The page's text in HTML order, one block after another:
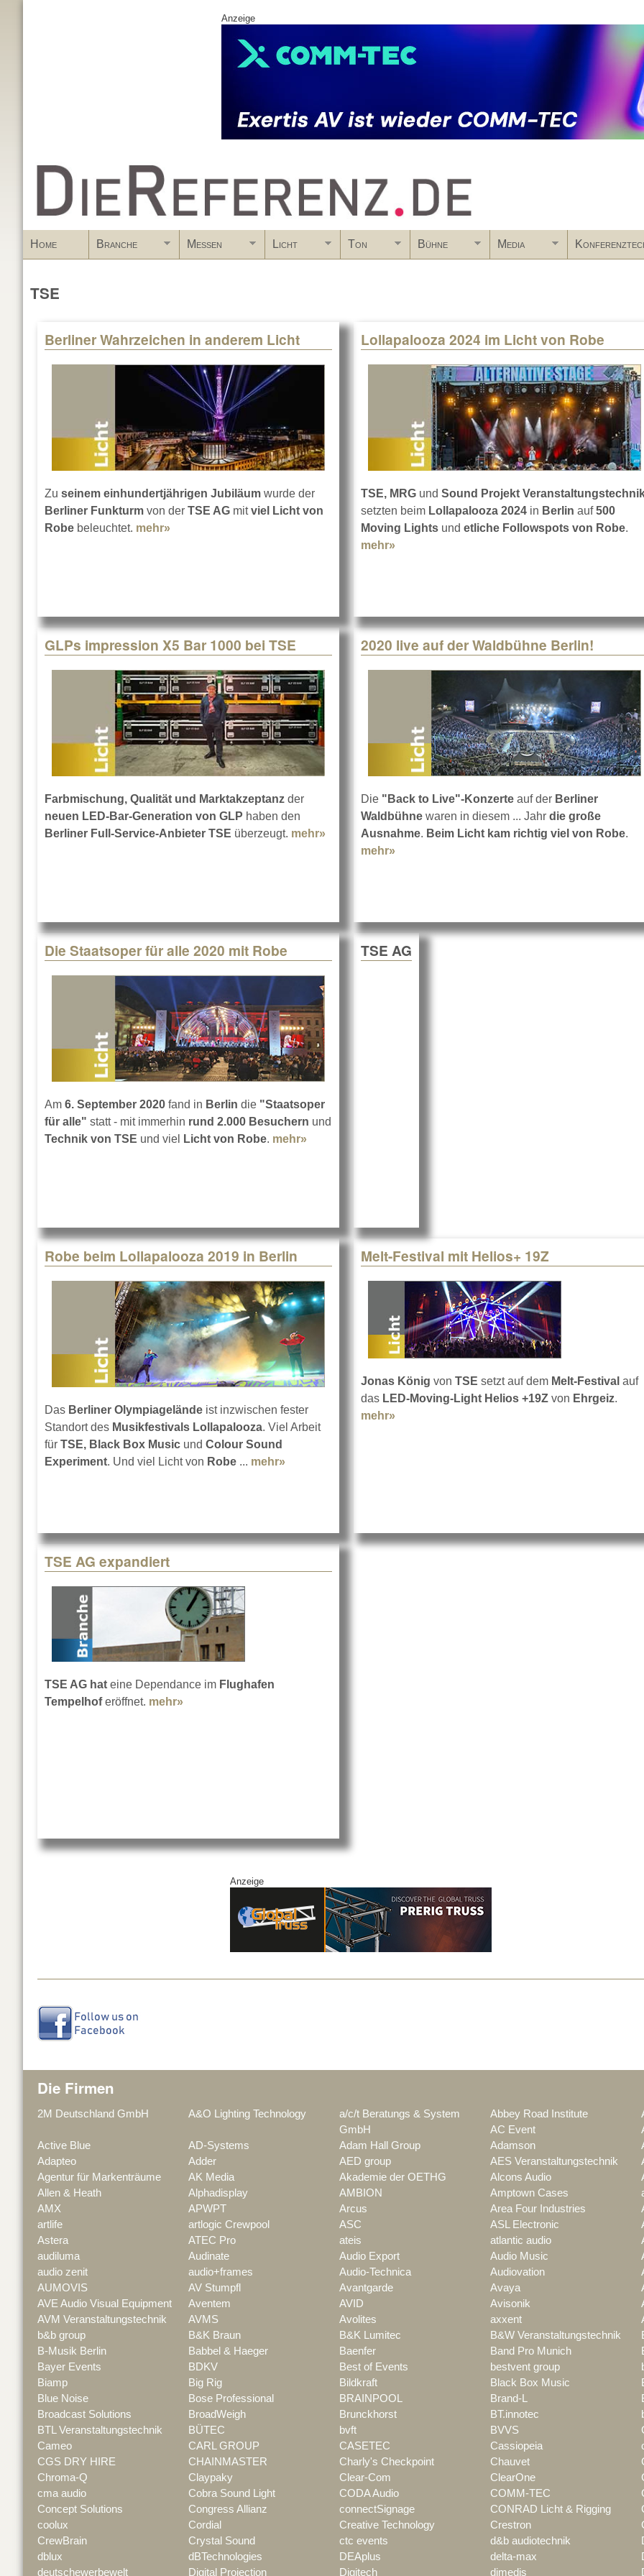
Anzeige
www.DieReferenz.de
Home Branche Messen Licht Ton Bühne Media
TSE
Berliner Wahrzeichen in anderem Licht
Zu seinem einhundertjährigen Jubiläum wurde der
Berliner Funkturm von der TSE AG mitviel Licht von
Robe beleuchtet. mehr» about Berliner Wahrzeichen in anderem Licht
Lollapalooza 2024 im Licht von Robe
TSE, MRG und Sound Projekt
setzten beim Lollapalooza 2024 in Berlin auf500
Moving Lights und etliche Followspots von Robe.
mehr»
GLPs impression X5 Bar 1000 bei TSE
Farbmischung, Qualität und Marktakzeptanz der
neuen LED-Bar-Generation von GLP haben den
Berliner Full-Service-Anbieter TSE überzeugt. mehr» about GLPs impression X5 Bar 1000 bei TSE
2020 live auf der Waldbühne Berlin!
Die "Back to Live"-Konzerte auf der Berliner
Waldbühne waren in diesem ... Jahr die große
Ausnahme. Beim Licht kam richtig viel von Robe.
mehr»
Die Staatsoper für alle 2020 mit Robe
Am 6. September 2020 fand in Berlin die "Staatsoper
für alle" statt - mit immerhin rund 2.000 Besuchern und
Technik von TSE und viel Licht von Robe. mehr»
TSE AG
Robe beim Lollapalooza 2019 in Berlin
Das Berliner Olympiagelände ist inzwischen fester
Standort des Musikfestivals Lollapalooza. Viel Arbeit
für TSE, Black Box Music und Colour Sound
Experiment. Und viel Licht von Robe ... mehr»
Melt-Festival mit Helios+ 19Z
Jonas König von TSE setzt auf dem Melt-Festival auf
das LED-Moving-Light Helios +19Z von Ehrgeiz.
mehr»
TSE AG expandiert
TSE AG hat eine Dependance im Flughafen
Tempelhoferöffnet. mehr»
Anzeige
Die Firmen
2M Deutschland GmbH A&O Lighting Technology
a/c/t Beratungs & System
GmbH
Abbey Road Institute
AC Event
Active Blue
AD-Systems Adam Hall Group Adamson
Adapteo
Adder AED group AES Veranstaltungstechnik
Agentur für Markenträume
AK Media Akademie der OETHG Alcons Audio
Allen & Heath
Alphadisplay AMBION Amptown Cases
AMX
APWPT Arcus Area Four Industries
artlife
artlogic Crewpool ASC ASL Electronic
Astera
ATEC Pro ateis atlantic audio
audiluma
Audinate Audio Export Audio Music
audio zenit
audio+frames Audio-Technica Audiovation
AUMOVIS
AV Stumpfl Avantgarde Avaya
AVE Audio Visual Equipment
Aventem AVID Avisonik
AVM Veranstaltungstechnik
AVMS Avolites axxent
b&b group
B&K Braun B&K Lumitec B&W Veranstaltungstechnik
B-Musik Berlin
Babbel & Haeger Baenfer Band Pro Munich
Bayer Events
BDKV Best of Events bestvent group
Biamp
Big Rig Bildkraft Black Box Music
Blue Noise
Bose Professional BRAINPOOL Brand-L
Broadcast Solutions
BroadWeigh Brunckhorst BT.innotec
BTL Veranstaltungstechnik
BÜTEC bvft BVVS
Cameo
CARL GROUP CASETEC Cassiopeia
CGS DRY HIRE
CHAINMASTER Charly's Checkpoint Chauvet
Chroma-Q
Claypaky Clear-Com ClearOne
cma audio
Cobra Sound Light CODA Audio COMM-TEC
Concept Solutions
Congress Allianz connectSignage CONRAD Licht & Rigging
coolux
Cordial Creative Technology Crestron
CrewBrain
Crystal Sound ctc events d&b audiotechnik
dblux
dBTechnologies DEAplus delta-max
deutschewerbewelt
Digital Projection Digitech dimedis